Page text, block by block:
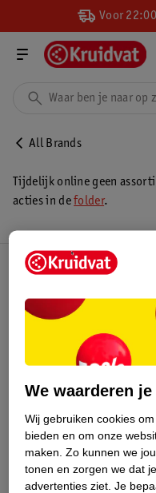
Voor
All Brands
Tijdelijk online geen
acties in defolder.
Kruidvat Club
Over Kruidvat
We waarderen
Wij gebruiken cookies
bieden en om onze
maken. Zo kunnen we
tonen en zorgen we dat
advertenties ziet. Je